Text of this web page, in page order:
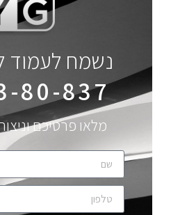
נשמח לעמוד
80-837
מלאו פרטיכם